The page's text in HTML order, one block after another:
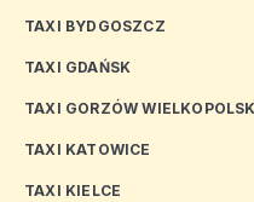
TAXI BYDGOSZCZ
TAXI GDAŃSK
TAXI GORZÓW
TAXI KATOWICE
TAXI KIELCE